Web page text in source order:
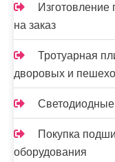
Изготовление
на заказ
Тротуарная
дворовых и
Светодиодные
Покупка
оборудования